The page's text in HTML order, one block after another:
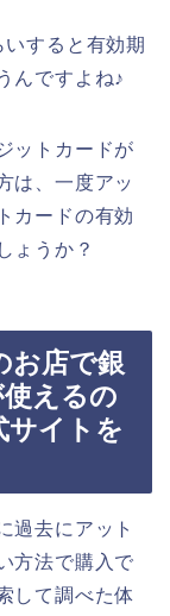
すると有効期
んですよね♪
ットカードが
は、一度アッ
カードの有効
ょうか？
お店で銀
えるの
サイトを
過去にアット
方法で購入で
して調べた体